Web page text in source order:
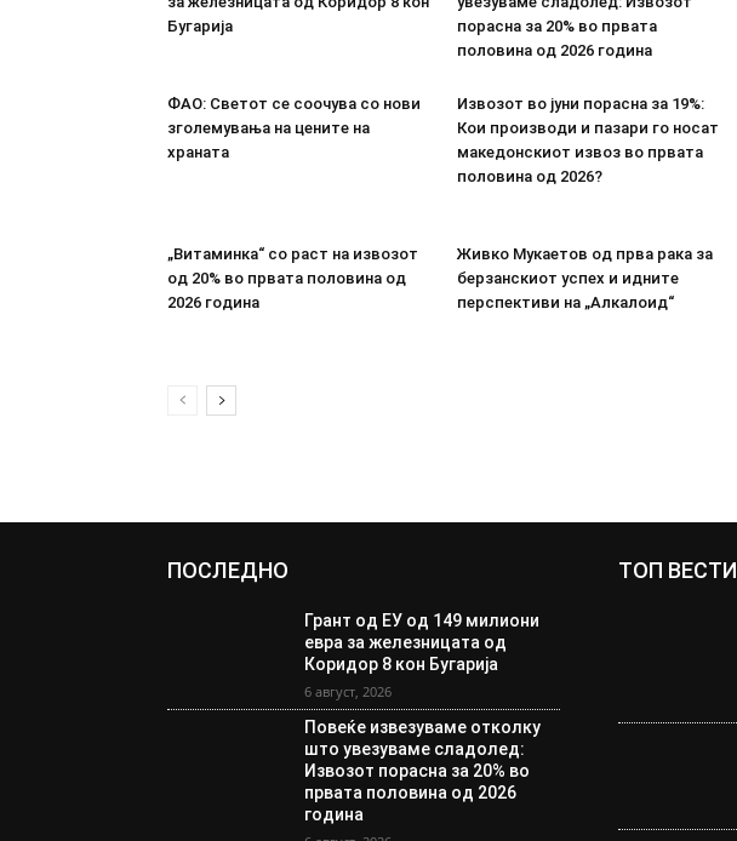
Бугарија
порасна за 20% во првата
половина од 2026 година
ФАО: Светот се соочува со нови
зголемувања на цените на
храната
Извозот во јуни порасна за 19%:
Кои производи и пазари го носат
македонскиот извоз во првата
половина од 2026?
„Витаминка“ со раст на извозот
од 20% во првата половина од
2026 година
Живко Мукаетов од прва рака за
берзанскиот успех и идните
перспективи на „Алкалоид“
ПОСЛЕДНО
Грант од ЕУ од 149 милиони
евра за железницата од
Коридор 8 кон Бугарија
6 август, 2026
Повеќе извезуваме отколку
што увезуваме сладолед:
Извозот порасна за 20% во
првата половина од 2026
година
ТОП ВЕСТИ